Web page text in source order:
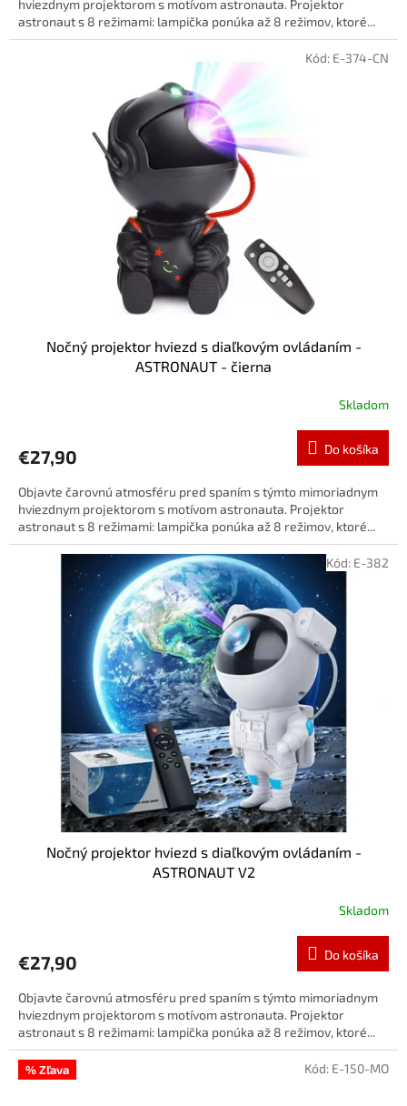
hviezdnym projektorom s motívom astronauta. Projektor
astronaut s 8 režimami: lampička ponúka až 8 režimov, ktoré...
Nočný projektor hviezd s diaľkovým ovládaním -
ASTRONAUT - čierna
Skladom
€27,90 Do košíka
Objavte čarovnú atmosféru pred spaním s týmto mimoriadnym
hviezdnym projektorom s motívom astronauta. Projektor
astronaut s 8 režimami: lampička ponúka až 8 režimov, ktoré...
Kód: E-374-CN
Nočný projektor hviezd s diaľkovým ovládaním -
ASTRONAUT V2
Skladom
€27,90 Do košíka
Objavte čarovnú atmosféru pred spaním s týmto mimoriadnym
hviezdnym projektorom s motívom astronauta. Projektor
astronaut s 8 režimami: lampička ponúka až 8 režimov, ktoré...
Kód: E-382
% Zľava Kód: E-150-MO